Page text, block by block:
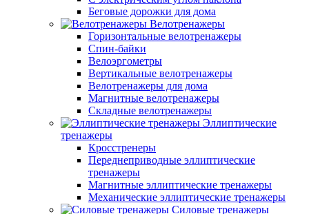
Беговые дорожки для дома
Велотренажеры
Горизонтальные велотренажеры
Спин-байки
Велоэргометры
Вертикальные велотренажеры
Велотренажеры для дома
Магнитные велотренажеры
Складные велотренажеры
Эллиптические
тренажеры
Кросстренеры
Переднеприводные эллиптические
тренажеры
Магнитные эллиптические тренажеры
Механические эллиптические тренажеры
Силовые тренажеры